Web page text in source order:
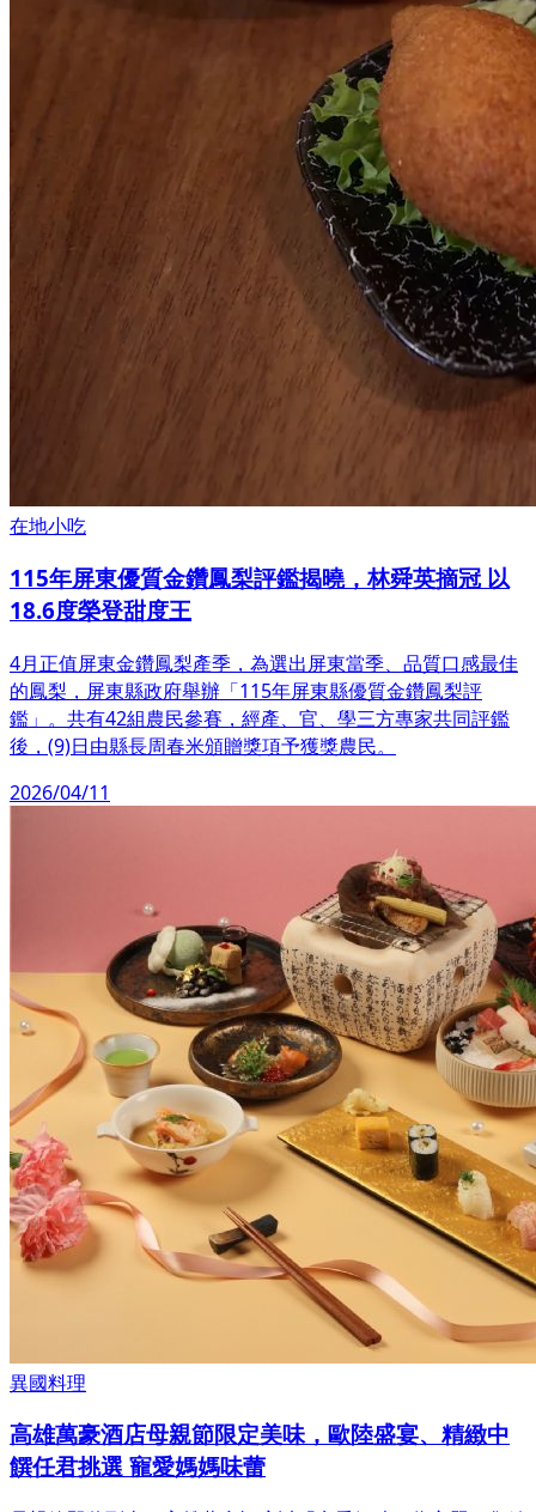
在地小吃
115年屏東優質金鑽鳳梨評鑑揭曉，林舜英摘冠 以
18.6度榮登甜度王
4月正值屏東金鑽鳳梨產季，為選出屏東當季、品質口感最佳
的鳳梨，屏東縣政府舉辦「115年屏東縣優質金鑽鳳梨評
鑑」。共有42組農民參賽，經產、官、學三方專家共同評鑑
後，(9)日由縣長周春米頒贈獎項予獲獎農民。
2026/04/11
異國料理
高雄萬豪酒店母親節限定美味，歐陸盛宴、精緻中
饌任君挑選 寵愛媽媽味蕾